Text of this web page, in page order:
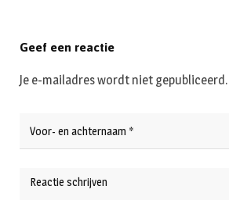
Geef een reactie
Je e-mailadres wordt niet gepubliceerd.